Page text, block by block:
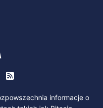
informacje o